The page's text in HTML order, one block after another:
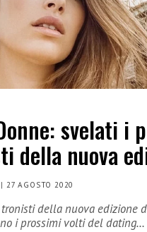
svelati i
della nuova
|27 AGOSTO 2020
della nuova edizione
i prossimi volti del dating…